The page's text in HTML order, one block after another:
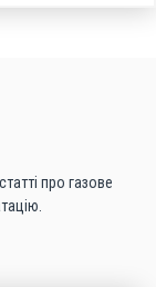
про газове